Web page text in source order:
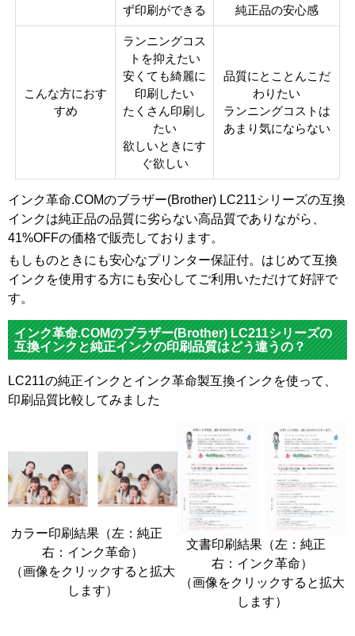
ず印刷ができる
純正品の安心感
こんな方におす
すめ
ランニングコス
トを抑えたい
安くても綺麗に
印刷したい
たくさん印刷し
たい
欲しいときにす
ぐ欲しい
品質にとことんこだ
わりたい
ランニングコストは
あまり気にならない
インク革命.COMのブラザー(Brother) LC211シリーズの互換
インクは純正品の品質に劣らない高品質でありながら、
41%OFFの価格で販売しております。
もしものときにも安心なプリンター保証付。はじめて互換
インクを使用する方にも安心してご利用いただけて好評で
す。
インク革命.COMのブラザー(Brother) LC211シリーズの
互換インクと純正インクの印刷品質はどう違うの？
LC211の純正インクとインク革命製互換インクを使って、
印刷品質比較してみました
カラー印刷結果（左：純正
右：インク革命）
（画像をクリックすると拡大
します）
文書印刷結果（左：純正
右：インク革命）
（画像をクリックすると拡大
します）